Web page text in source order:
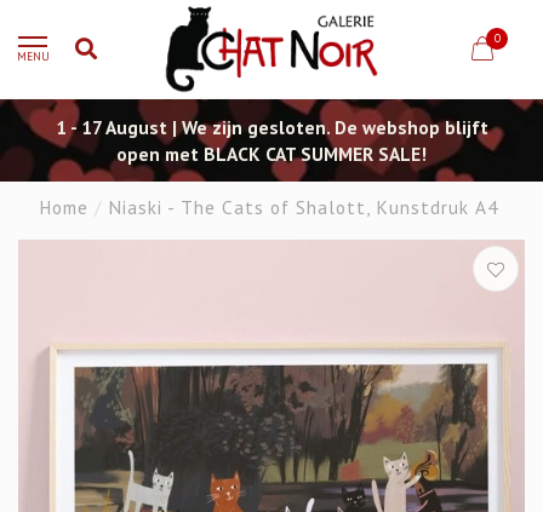
MENU
0
1 - 17 August | We zijn gesloten. De webshop blijft
open met BLACK CAT SUMMER SALE!
Home / Niaski - The Cats of Shalott, Kunstdruk A4